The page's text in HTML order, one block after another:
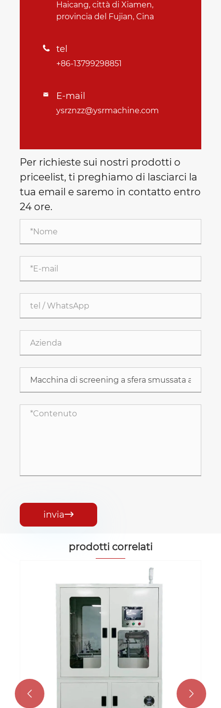
Haicang, città di Xiamen,
provincia del Fujian, Cina
 tel
+86-13799298851
 E-mail
ysrznzz@ysrmachine.com
Per richieste sui nostri prodotti o
priceelist, ti preghiamo di lasciarci la
tua email e saremo in contatto entro
24 ore.
invia
prodotti correlati
 